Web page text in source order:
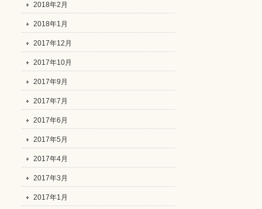
2018年2月
2018年1月
2017年12月
2017年10月
2017年9月
2017年7月
2017年6月
2017年5月
2017年4月
2017年3月
2017年1月